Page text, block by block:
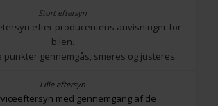
efter producentens anvisninger for
bilen.
punkter gennemgås, smøres og justeres.
med gennemgang af de